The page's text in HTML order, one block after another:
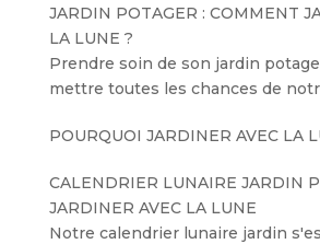
JARDIN POTAGER : COMMENT
LA LUNE ?
Prendre soin de son jardin
mettre toutes les chances de
POURQUOI JARDINER AVEC LA
CALENDRIER LUNAIRE JARDIN
JARDINER AVEC LA LUNE
Notre calendrier lunaire jardin